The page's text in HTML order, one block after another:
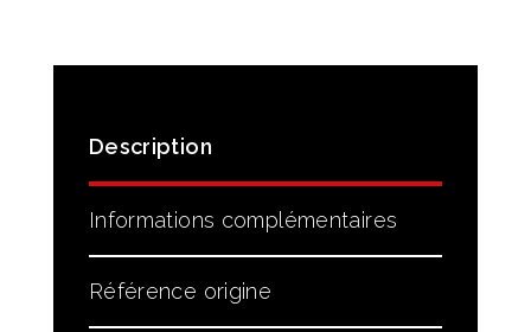
Description
Informations complémentaires
Référence origine